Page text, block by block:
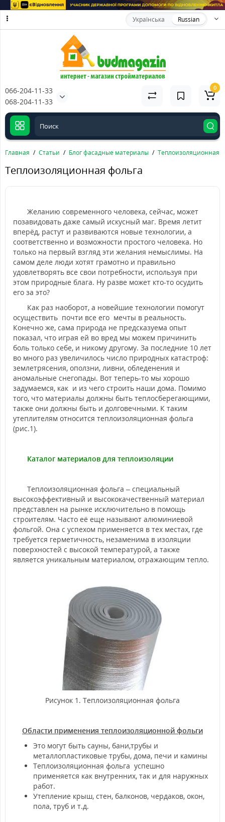
Українська Russian
066-204-11-33
068-204-11-33
0
Главная Статьи Блог фасадные материалы Теплоизоляционная
Теплоизоляционная фольга
Желанию современного человека, сейчас, может
позавидовать даже самый искусный маг. Время летит
вперёд, растут и развиваются новые технологии, а
соответственно и возможности простого человека. Но
только на первый взгляд эти желания немыслимы. На
самом деле люди хотят грамотно и правильно
удовлетворять все свои потребности, используя при
этом природные блага. Ну разве может кто-то осудить
его за это?
Как раз наоборот, а новейшие технологии помогут
осуществить почти все его мечты в реальность.
Конечно же, сама природа не предсказуема опыт
показал, что играя ей во вред мы можем причинить
боль только себе, и никому другому. За последние 10 лет
во много раз увеличилось число природных катастроф:
землетрясения, оползни, ливни, обледенения и
аномальные снегопады. Вот теперь-то мы хорошо
задумаемся, как и из чего строить наши дома. Помимо
того, что материалы должны быть теплосберегающими,
также они должны быть и долговечными. К таким
утеплителям относится теплоизоляционная фольга
(рис.1).
Каталог материалов для теплоизоляции
Теплоизоляционная фольга – специальный
высокоэффективный и высококачественный материал
представлен на рынке исключительно в помощь
строителям. Часто её еще называют алюминиевой
фольгой. Она с успехом применяется в тех местах, где
требуется герметичность, незаменима в изоляции
поверхностей с высокой температурой, а также
является уникальным материалом, отражающим тепло.
Рисунок 1. Теплоизоляционная фольга
Области применения теплоизоляционной фольги
Это могут быть сауны, бани,трубы и
металлопластиковые трубы, дома, печи и камины
Теплоизоляционная фольга успешно
применяется как внутренних, так и для наружных
работ.
Утепление крыш, стен, балконов, чердаков, окон,
пола, труб и т.д.